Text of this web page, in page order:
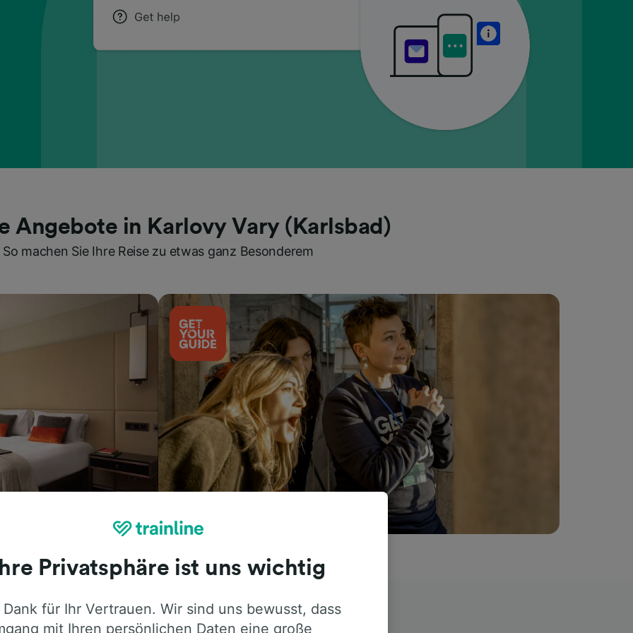
Angebote in Karlovy Vary (Karlsbad)
So machen Sie Ihre Reise zu etwas ganz Besonderem
ehrliche Meinung von Trainline-Nutzern
Ihre Privatsphäre ist uns wichtig
für Ihr Vertrauen. Wir sind uns bewusst, dass
mit Ihren persönlichen Daten eine große